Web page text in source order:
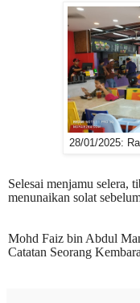
28/01/2025:
Selesai menjamu selera,
menunaikan solat
Mohd Faiz bin Abdul
Catatan Seorang Kembara